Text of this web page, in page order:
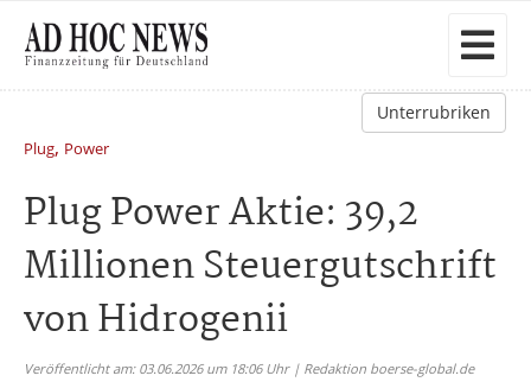
Unterrubriken
Plug, Power
Plug Power Aktie: 39,2
Millionen Steuergutschrift
von Hidrogenii
Veröffentlicht am: 03.06.2026 um 18:06 Uhr | Redaktion boerse-global.de